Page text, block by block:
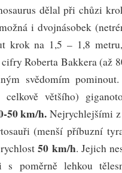
dělal při chůzi
i dvojnásobek
krok na 1,5 – 1,8
Roberta Bakkera (až
svědomím
většího)
50km/h. Nejrychlejšími
(menší příbuzní
rychlost50 km/h. Jejich
s poměrně lehkou